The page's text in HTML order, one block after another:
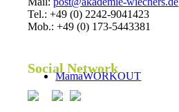
MamaWORKOUT
Tel.: +49 (0) 2242-9041423
Mob.: +49 (0) 173-5443381
Social Network